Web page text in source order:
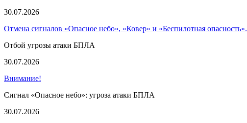
30.07.2026
Отмена сигналов «Опасное небо», «Ковер» и «Беспилотная опасность».
Отбой угрозы атаки БПЛА
30.07.2026
Внимание!
Сигнал «Опасное небо»: угроза атаки БПЛА
30.07.2026